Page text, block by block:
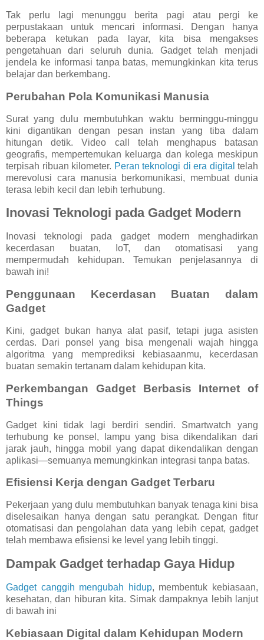
Tak perlu lagi menunggu berita pagi atau pergi ke
perpustakaan untuk mencari informasi. Dengan hanya
beberapa ketukan pada layar, kita bisa mengakses
pengetahuan dari seluruh dunia. Gadget telah menjadi
jendela ke informasi tanpa batas, memungkinkan kita terus
belajar dan berkembang.
Perubahan Pola Komunikasi Manusia
Surat yang dulu membutuhkan waktu berminggu-minggu
kini digantikan dengan pesan instan yang tiba dalam
hitungan detik. Video call telah menghapus batasan
geografis, mempertemukan keluarga dan kolega meskipun
terpisah ribuan kilometer. Peran teknologi di era digital telah
merevolusi cara manusia berkomunikasi, membuat dunia
terasa lebih kecil dan lebih terhubung.
Inovasi Teknologi pada Gadget Modern
Inovasi teknologi pada gadget modern menghadirkan
kecerdasan buatan, IoT, dan otomatisasi yang
mempermudah kehidupan. Temukan penjelasannya di
bawah ini!
Penggunaan Kecerdasan Buatan dalam
Gadget
Kini, gadget bukan hanya alat pasif, tetapi juga asisten
cerdas. Dari ponsel yang bisa mengenali wajah hingga
algoritma yang memprediksi kebiasaanmu, kecerdasan
buatan semakin tertanam dalam kehidupan kita.
Perkembangan Gadget Berbasis Internet of
Things
Gadget kini tidak lagi berdiri sendiri. Smartwatch yang
terhubung ke ponsel, lampu yang bisa dikendalikan dari
jarak jauh, hingga mobil yang dapat dikendalikan dengan
aplikasi—semuanya memungkinkan integrasi tanpa batas.
Efisiensi Kerja dengan Gadget Terbaru
Pekerjaan yang dulu membutuhkan banyak tenaga kini bisa
diselesaikan hanya dengan satu perangkat. Dengan fitur
otomatisasi dan pengolahan data yang lebih cepat, gadget
telah membawa efisiensi ke level yang lebih tinggi.
Dampak Gadget terhadap Gaya Hidup
Gadget canggih mengubah hidup, membentuk kebiasaan,
kesehatan, dan hiburan kita. Simak dampaknya lebih lanjut
di bawah ini
Kebiasaan Digital dalam Kehidupan Modern